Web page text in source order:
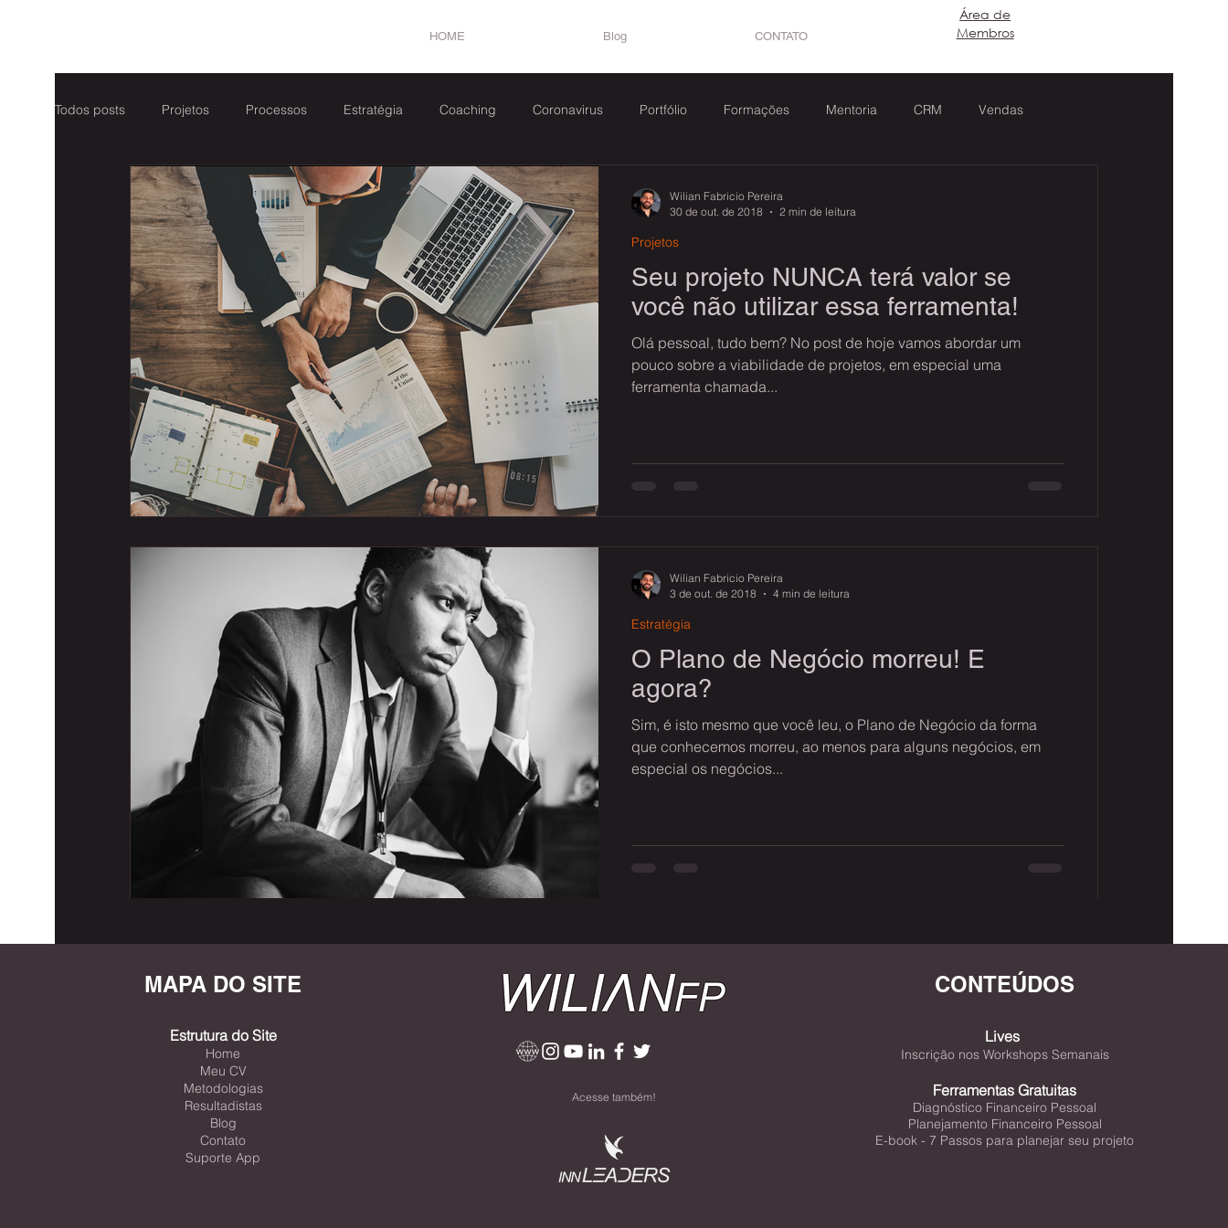
​Área de
Membros
HOME Blog CONTATO
Todos posts Projetos Processos Estratégia Coaching Coronavirus Portfólio Formações Mentoria CRM Vendas
Marketing Customer Success
Seu projeto NUNCA terá valor se
você não utilizar essa ferramenta!
Olá pessoal, tudo bem? No post de hoje vamos abordar um
pouco sobre a viabilidade de projetos, em especial uma
ferramenta chamada...
Projetos
Wilian Fabricio Pereira
30 de out. de 2018
2 min de leitura
O Plano de Negócio morreu! E
agora?
Sim, é isto mesmo que você leu, o Plano de Negócio da forma
que conhecemos morreu, ao menos para alguns negócios, em
especial os negócios...
Estratégia
Wilian Fabricio Pereira
3 de out. de 2018
4 min de leitura
CONTEÚDOS
Lives
Inscrição nos Workshops Semanais
Ferramentas Gratuitas
Diagnóstico Financeiro Pessoal
Planejamento Financeiro Pessoal
E-book - 7 Passos para planejar seu projeto
Acesse também!
MAPA DO SITE
Estrutura do Site
Home
Meu CV
Metodologias
Resultadistas
Blog
Contato
Suporte App